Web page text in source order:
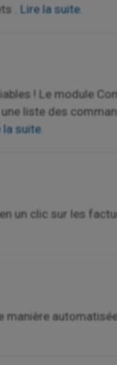
.Lire la suite.
! Le module
liste des
la suite.
un clic sur les
manière